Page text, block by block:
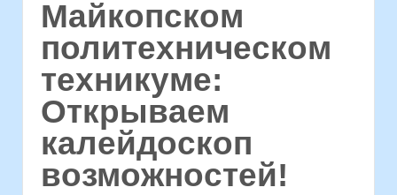
Майкопском
политехническом
техникуме:
Открываем
калейдоскоп
возможностей!